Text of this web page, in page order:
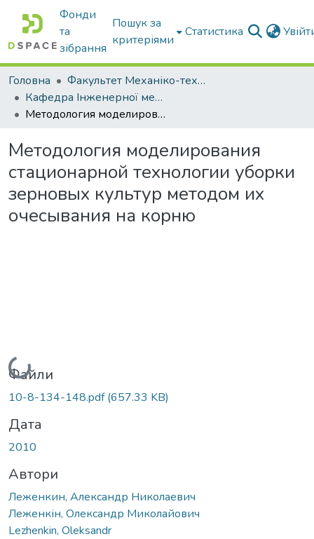
Фонди
та
зібрання
Пошук за
критеріями
Статистика
Головна
Факультет Механіко-технологічний
Кафедра Інженерної механіки та комп'ютерного проектування
Методология моделирования стационарной технологии уборки зерновых культур методом их очесывания на корню
Методология моделирования
стационарной технологии уборки
зерновых культур методом их
очесывания на корню
Вантажиться...
Файли
10-8-134-148.pdf(657.33 KB)
Дата
2010
Автори
Леженкин, Александр Николаевич
Леженкін, Олександр Миколайович
Lezhenkin, Oleksandr